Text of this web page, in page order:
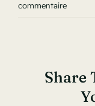
commentaire
Share